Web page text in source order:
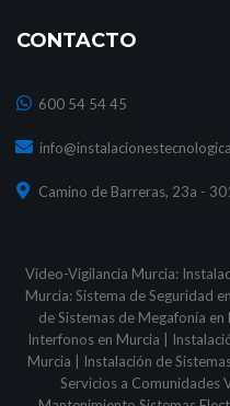
CONTACTO
600 54 54 45
Camino de Barreras, 23a -
Video-Vigilancia Murcia:
Murcia: Sistema de Seguridad
de Sistemas de Megafonía en
Interfonos en Murcia |
Murcia | Instalación de
Servicios a Comunidades